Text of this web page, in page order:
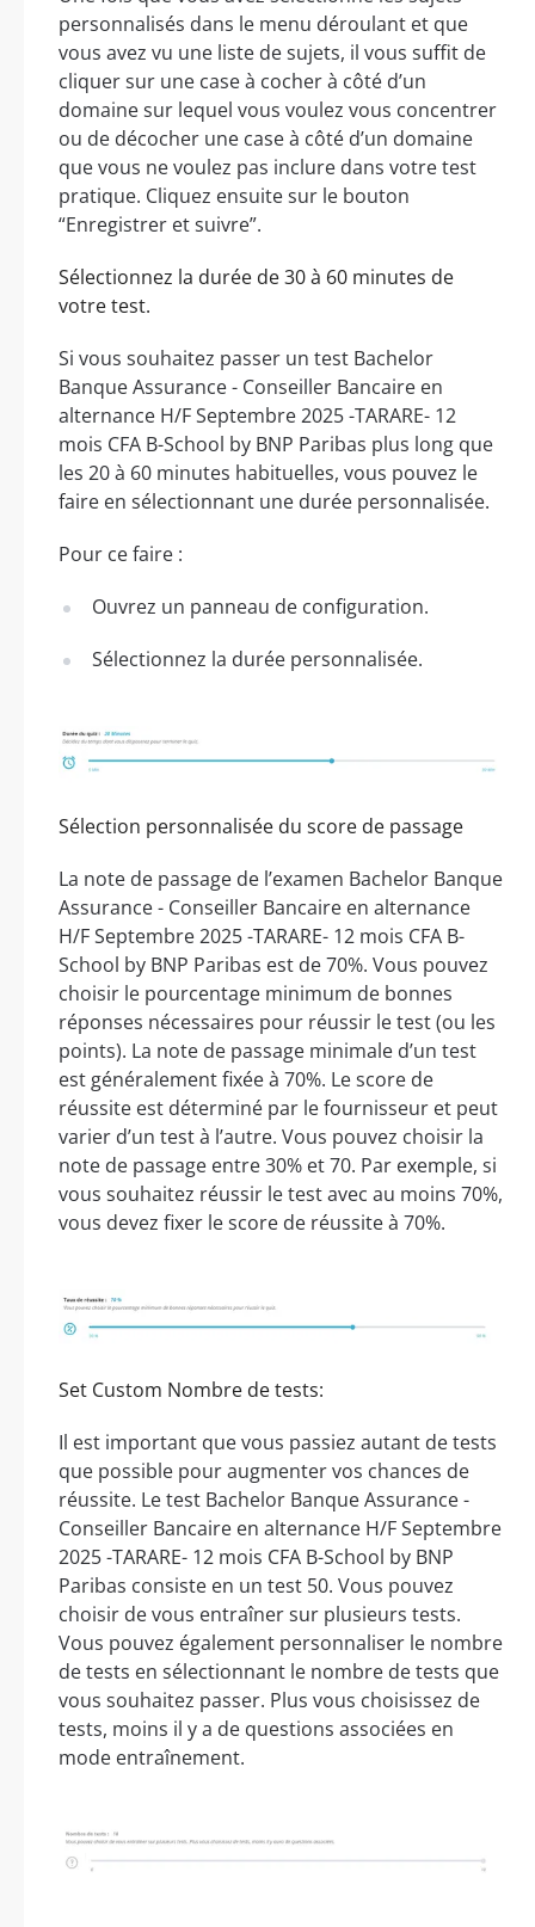
personnalisés dans le menu déroulant et que
vous avez vu une liste de sujets, il vous suffit de
cliquer sur une case à cocher à côté d’un
domaine sur lequel vous voulez vous concentrer
ou de décocher une case à côté d’un domaine
que vous ne voulez pas inclure dans votre test
pratique. Cliquez ensuite sur le bouton
“Enregistrer et suivre”.
Sélectionnez la durée de 30 à 60 minutes de
votre test.
Si vous souhaitez passer un test Bachelor
Banque Assurance - Conseiller Bancaire en
alternance H/F Septembre 2025 -TARARE- 12
mois CFA B-School by BNP Paribas plus long que
les 20 à 60 minutes habituelles, vous pouvez le
faire en sélectionnant une durée personnalisée.
Pour ce faire :
Ouvrez un panneau de configuration.
Sélectionnez la durée personnalisée.
Sélection personnalisée du score de passage
La note de passage de l’examen Bachelor Banque
Assurance - Conseiller Bancaire en alternance
H/F Septembre 2025 -TARARE- 12 mois CFA B-
School by BNP Paribas est de 70%. Vous pouvez
choisir le pourcentage minimum de bonnes
réponses nécessaires pour réussir le test (ou les
points). La note de passage minimale d’un test
est généralement fixée à 70%. Le score de
réussite est déterminé par le fournisseur et peut
varier d’un test à l’autre. Vous pouvez choisir la
note de passage entre 30% et 70. Par exemple, si
vous souhaitez réussir le test avec au moins 70%,
vous devez fixer le score de réussite à 70%.
Set Custom Nombre de tests:
Il est important que vous passiez autant de tests
que possible pour augmenter vos chances de
réussite. Le test Bachelor Banque Assurance -
Conseiller Bancaire en alternance H/F Septembre
2025 -TARARE- 12 mois CFA B-School by BNP
Paribas consiste en un test 50. Vous pouvez
choisir de vous entraîner sur plusieurs tests.
Vous pouvez également personnaliser le nombre
de tests en sélectionnant le nombre de tests que
vous souhaitez passer. Plus vous choisissez de
tests, moins il y a de questions associées en
mode entraînement.